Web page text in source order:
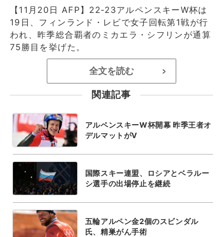
【11月20日 AFP】22-23アルペンスキーW杯は
19日、フィンランド・レビで女子回転第1戦が行
われ、昨季総合覇者のミカエラ・シフリンが通算
75勝目を挙げた。
全文を読む >
関連記事
アルペンスキーW杯開幕 昨季王者オ
デルマットがV
国際スキー連盟、ロシアとベラルー
シ選手の出場停止を継続
五輪アルペン金2個のスビンダル
氏、精巣がん手術